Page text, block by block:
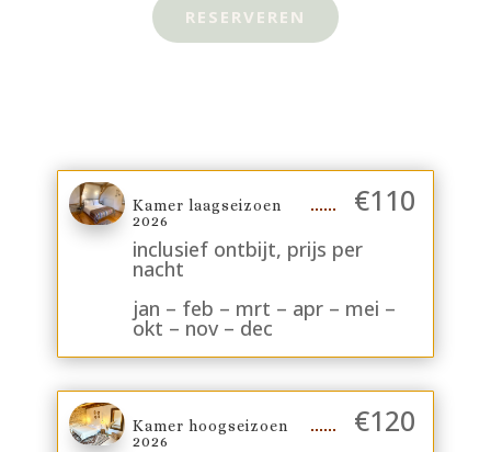
RESERVEREN
Kamer laagseizoen
2026
€110
inclusief ontbijt, prijs per
nacht
jan – feb – mrt – apr – mei –
okt – nov – dec
Kamer hoogseizoen
2026
€120